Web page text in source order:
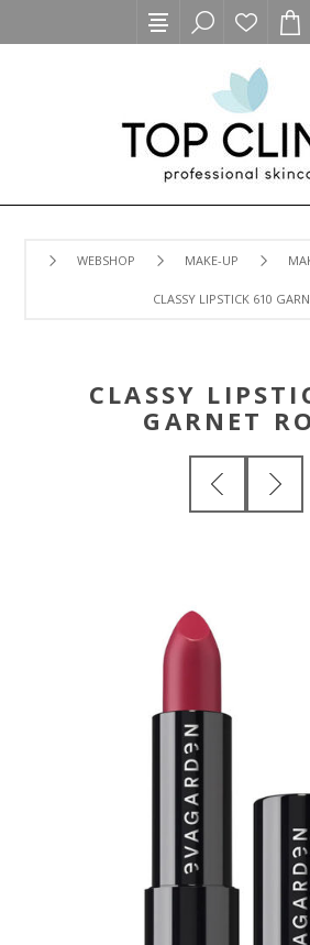
WEBSHOP MAKE-UP
CLASSY LIPSTICK 610
CLASSY
GARNET